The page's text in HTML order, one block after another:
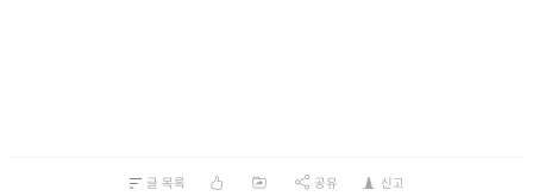
글 목록 공유 신고